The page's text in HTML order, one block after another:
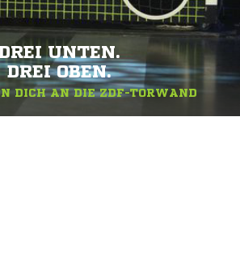
UNTEN.
DREI OBEN.
DICH AN DIE ZDF-TORWAND